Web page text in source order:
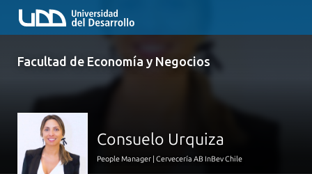
Facultad de Economía y Negocios
Consuelo Urquiza
People Manager | Cervecería AB InBev Chile